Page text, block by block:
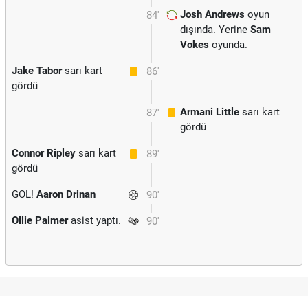
84' Josh Andrews oyun
dışında. Yerine Sam
Vokes oyunda.
86'
Jake Taborsarı kart
gördü
87' Armani Little sarı kart
gördü
89'
Connor Ripley sarı kart
gördü
90'
GOL! Aaron Drinan
90'
Ollie Palmerasist yaptı.